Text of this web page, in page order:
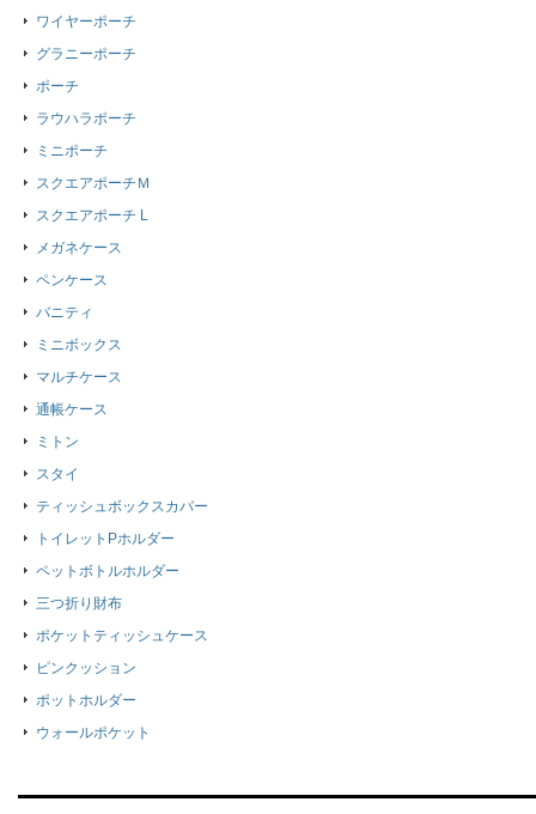
ワイヤーポーチ
グラニーポーチ
ポーチ
ラウハラポーチ
ミニポーチ
スクエアポーチＭ
スクエアポーチ L
メガネケース
ペンケース
バニティ
ミニボックス
マルチケース
通帳ケース
ミトン
スタイ
ティッシュボックスカバー
トイレットPホルダー
ペットボトルホルダー
三つ折り財布
ポケットティッシュケース
ピンクッション
ポットホルダー
ウォールポケット